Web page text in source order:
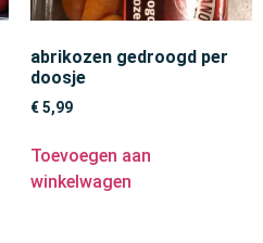
abrikozen gedroogd per
doosje
€5,99
Toevoegen aan
winkelwagen